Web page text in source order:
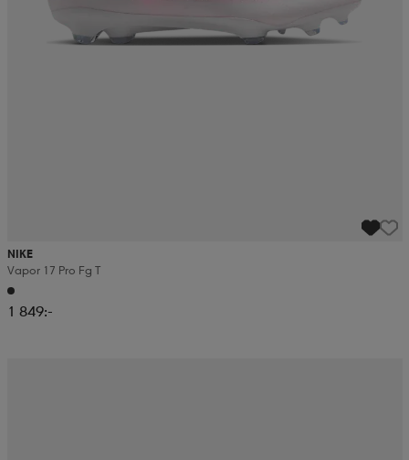
NIKE
Vapor 17 Pro Fg T
1 849:-